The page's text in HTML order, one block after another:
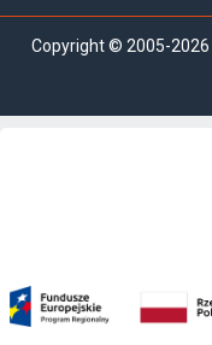
Copyright © 2005-2026